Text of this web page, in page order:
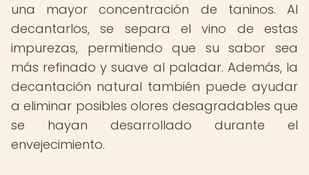
una mayor concentración de taninos. Al
decantarlos, se separa el vino de estas
impurezas, permitiendo que su sabor sea
más refinado y suave al paladar. Además, la
decantación natural también puede ayudar
a eliminar posibles olores desagradables que
se hayan desarrollado durante el
envejecimiento.